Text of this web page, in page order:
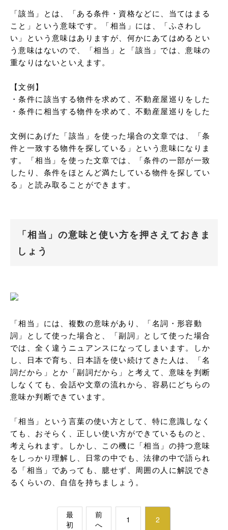
「該当」とは、「ある条件・資格などに、当てはまる
こと」という意味です。「相当」には、「ふさわし
い」という意味はありますが、何かにあてはめるとい
う意味はないので、「相当」と「該当」では、意味の
重なりはないといえます。
【文例】
・条件に該当する物件を求めて、不動産屋巡りをした
・条件に相当する物件を求めて、不動産屋巡りをした
文例にあげた「該当」を使った場合の文章では、「条
件と一致する物件を探している」という意味になりま
す。「相当」を使った文章では、「条件の一部が一致
したり、条件をほとんど満たしている物件を探してい
る」と読み取ることができます。
「相当」の意味と使い方を押さえておきま
しょう
「相当」には、複数の意味があり、「名詞・形容動
詞」として使った場合と、「副詞」として使った場合
では、全く違うニュアンスになってしまいます。しか
し、日本で育ち、日本語を使い続けてきた人は、「名
詞だから」とか「副詞だから」と考えて、意味を判断
しなくても、会話や文章の流れから、容易にどちらの
意味か判断できています。
「相当」という言葉の使い方として、特に意識しなく
ても、おそらく、正しい使い方ができているものと、
考えられます。しかし、この機に「相当」の持つ意味
をしっかり理解し、日常の中でも、法律の中で語られ
る「相当」であっても、臆せず、周囲の人に解説でき
るくらいの、自信を持ちましょう。
最
初
前
へ
1 2